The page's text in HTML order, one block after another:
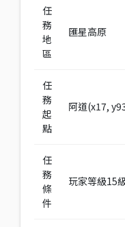
任
務
地
區
匯星高原
任
務
起
點
阿道(x17,
任
務
條
件
玩家等級15